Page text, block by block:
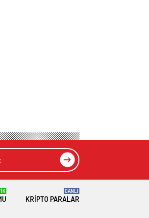
KRIPTO PARALAR
CANLI